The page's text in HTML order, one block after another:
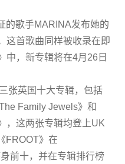
的歌手MARINA发布她的
这首歌曲同样被收录在即
中，新专辑将在4月26日
张英国十大专辑，包括
Family Jewels》和
，这两张专辑均登上UK
FROOT》在
前十，并在专辑排行榜